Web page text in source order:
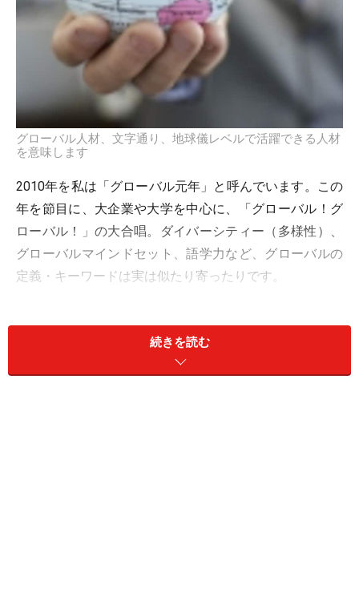
グローバル人材、文字通り、地球儀レベルで活躍できる人材
を意味します
2010年を私は「グローバル元年」と呼んでいます。この
年を節目に、大企業や大学を中心に、「グローバル！グ
ローバル！」の大合唱。ダイバーシティー（多様性）、
グローバルマインドセット、語学力など、グローバルの
定義・キーワードは実は似たり寄ったりです。
人材育成パートナーシップグローバル人材育成委員会は
以下のようにグローバル人材を定義しています。この定
続きを読む